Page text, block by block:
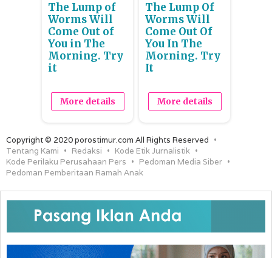
The Lump of
Worms Will
Come Out of
You in The
Morning. Try
it
More details
The Lump Of
Worms Will
Come Out Of
You In The
Morning. Try
It
More details
Copyright © 2020 porostimur.com All Rights Reserved
Tentang Kami
Redaksi
Kode Etik Jurnalistik
Kode Perilaku Perusahaan Pers
Pedoman Media Siber
Pedoman Pemberitaan Ramah Anak